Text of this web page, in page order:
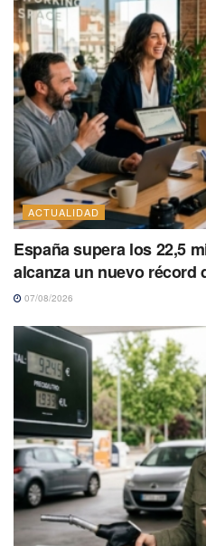
ACTUALIDAD
España supera los 22,5
alcanza un nuevo récord
07/08/2026